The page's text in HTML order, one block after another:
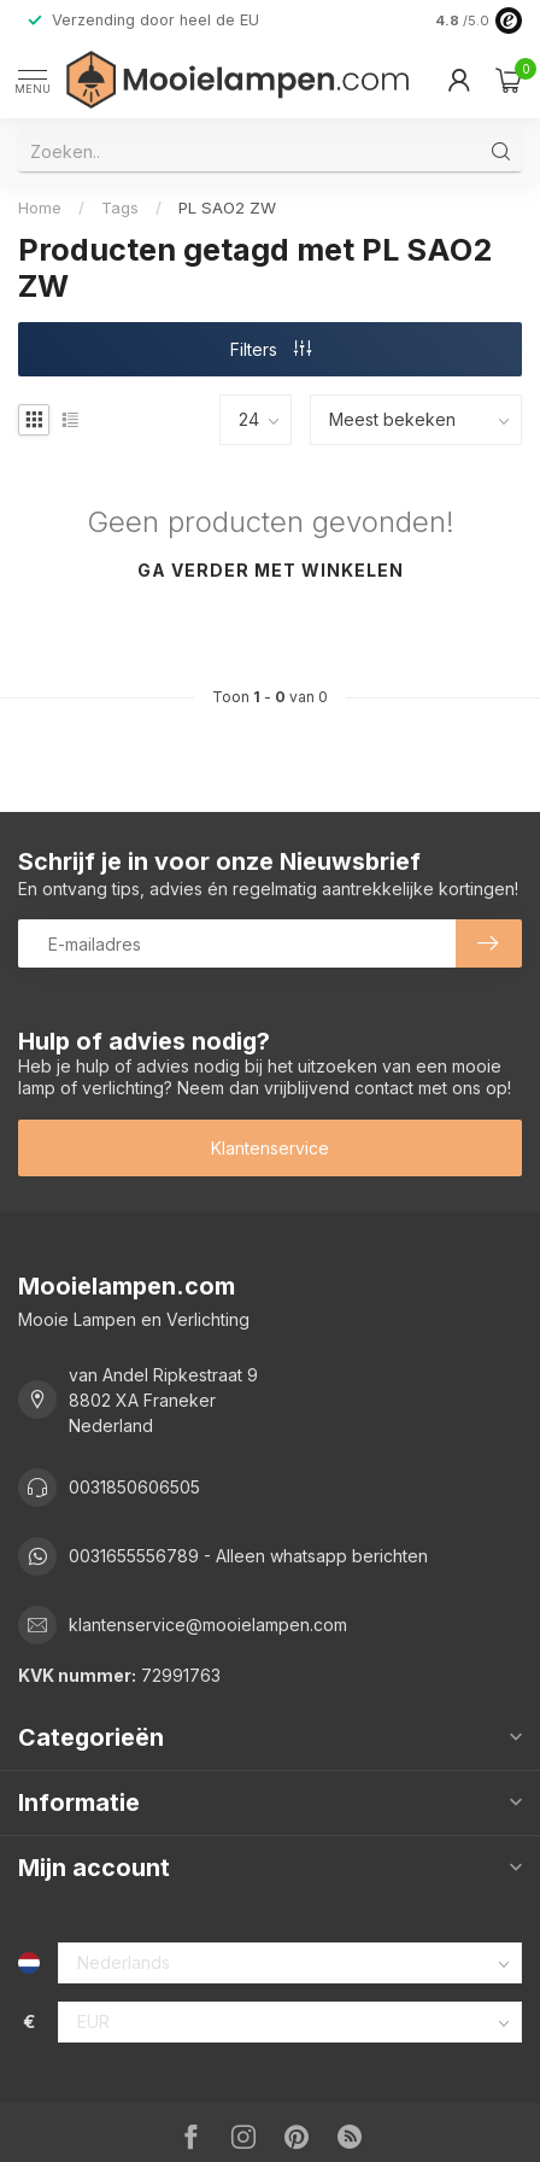
Verzending door heel de EU Alleen
4.8 /5.0
MENU
0
Home / Tags / PL SAO2 ZW
Producten getagd met PL SAO2
ZW
Filters
Geen producten gevonden!
GA VERDER MET WINKELEN
Toon 1 - 0 van 0
Hulp of advies nodig?
Heb je hulp of advies nodig bij het uitzoeken van een mooie
lamp of verlichting? Neem dan vrijblijvend contact met ons op!
Klantenservice
Schrijf je in voor onze Nieuwsbrief
En ontvang tips, advies én regelmatig aantrekkelijke kortingen!
Mooielampen.com
Mooie Lampen en Verlichting
van Andel Ripkestraat 9
8802 XA Franeker
Nederland
0031850606505
0031655556789 - Alleen whatsapp berichten
klantenservice@mooielampen.com
KVK nummer: 72991763
Categorieën
Informatie
Mijn account
€